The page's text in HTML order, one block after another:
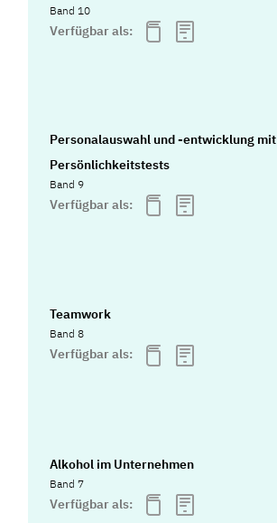
Band 10
Verfügbar als:
Personalauswahl und -entwicklung mit
Persönlichkeitstests
Band 9
Verfügbar als:
Teamwork
Band 8
Verfügbar als:
Alkohol im Unternehmen
Band 7
Verfügbar als: